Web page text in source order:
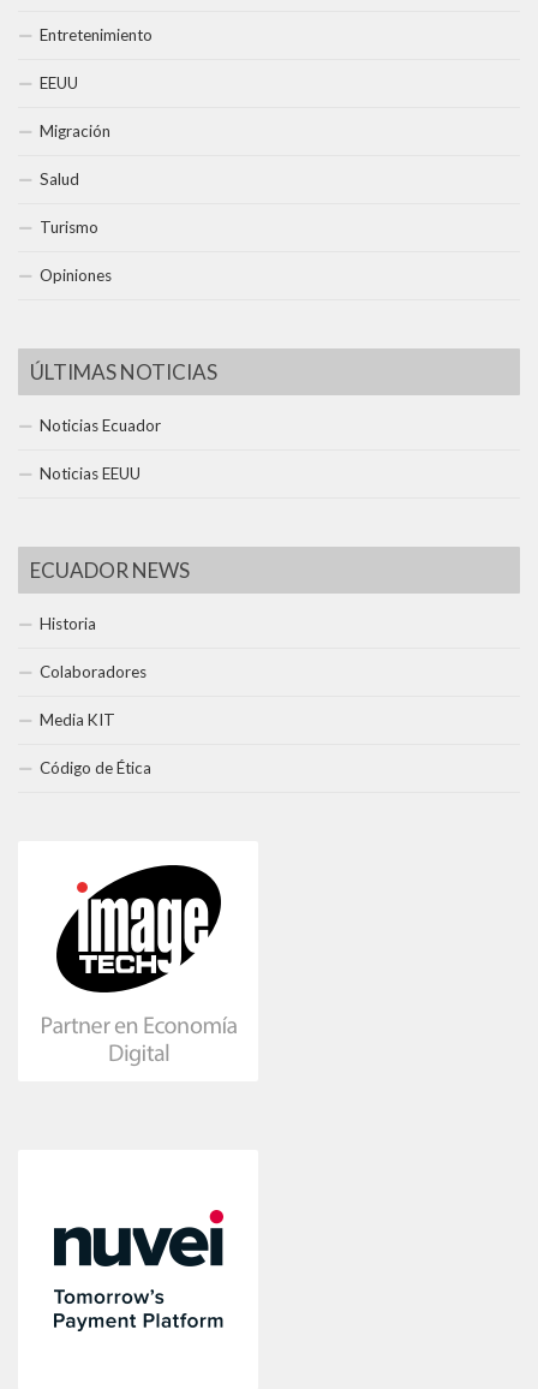
Entretenimiento
EEUU
Migración
Salud
Turismo
Opiniones
ÚLTIMAS NOTICIAS
Noticias Ecuador
Noticias EEUU
ECUADOR NEWS
Historia
Colaboradores
Media KIT
Código de Ética